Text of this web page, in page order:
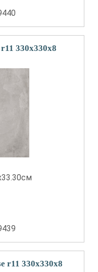
330x330x8
r11 330x330x8